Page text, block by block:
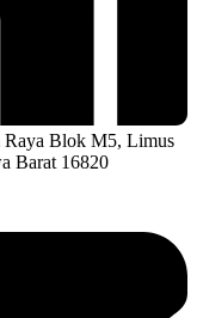
Raya Blok M5, Limus
Barat 16820